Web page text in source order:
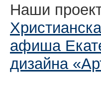
Наши
афиша
дизайна